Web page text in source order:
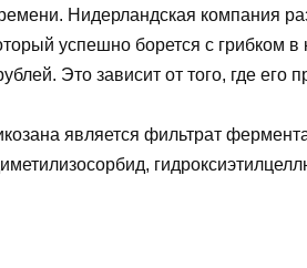
Нидерландская компания
успешно борется с грибком в
Это зависит от того, где его
является фильтрат